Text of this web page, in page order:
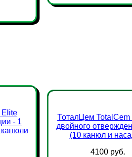
Elite
- 1
ТоталЦем TotalCem
двойного
(10 канюл и
4100 руб.